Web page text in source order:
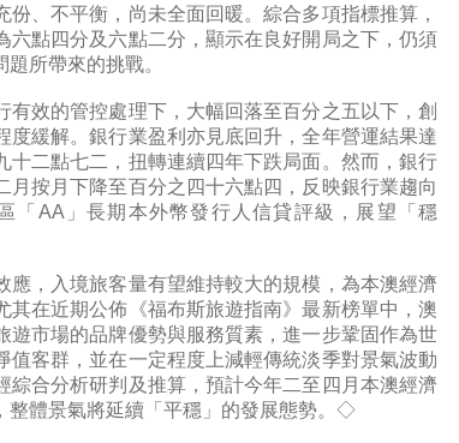
、不平衡，尚未全面回暖。綜合多項指標推算，
點四分及六點二分，顯示在良好開局之下，仍須
所帶來的挑戰。
效的管控處理下，大幅回落至百分之五以下，創
緩解。銀行業盈利亦見底回升，全年營運結果達
二點七二，扭轉連續四年下跌局面。然而，銀行
按月下降至百分之四十六點四，反映銀行業趨向
「AA」長期本外幣發行人信貸評級，展望「穩
，入境旅客量有望維持較大的規模，為本澳經濟
在近期公佈《福布斯旅遊指南》最新榜單中，澳
遊市場的品牌優勢與服務質素，進一步鞏固作為世
客群，並在一定程度上減輕傳統淡季對景氣波動
合分析研判及推算，預計今年二至四月本澳經濟
整體景氣將延續「平穩」的發展態勢。◇